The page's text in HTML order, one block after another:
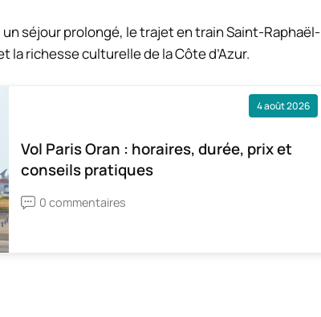
un séjour prolongé, le trajet en train Saint-Raphaël-
richesse culturelle de la Côte d’Azur.
4 août 2026
Vol Paris Oran : horaires, durée, prix et
conseils pratiques
0 commentaires